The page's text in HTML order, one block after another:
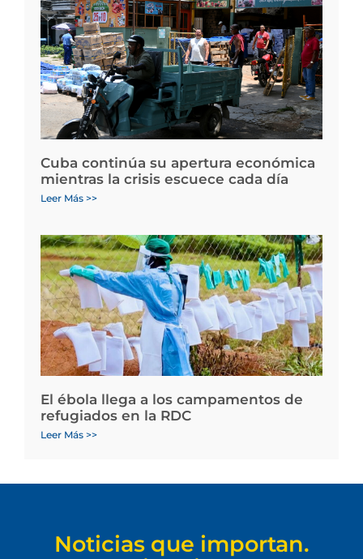
Cuba continúa su apertura económica
mientras la crisis escuece cada día
Leer Más >>
El ébola llega a los campamentos de
refugiados en la RDC
Leer Más >>
Noticias que importan.